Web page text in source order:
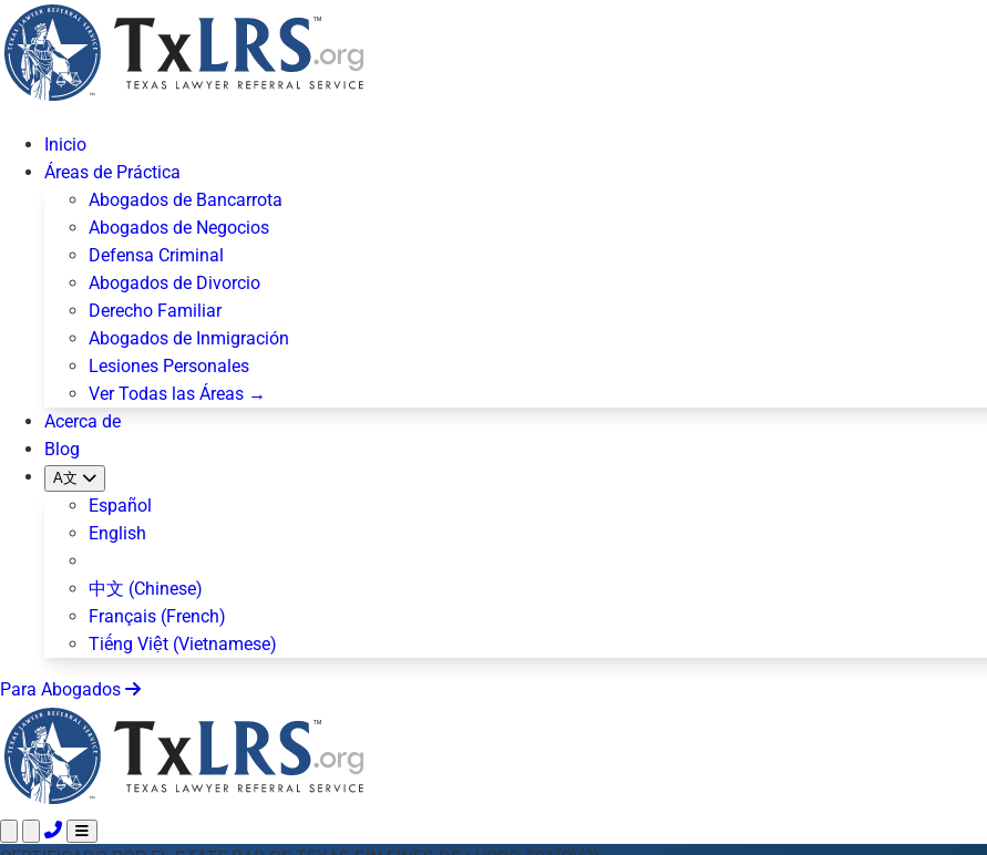
Inicio
Áreas de Práctica
Abogados de Bancarrota
Abogados de Negocios
Defensa Criminal
Abogados de Divorcio
Derecho Familiar
Abogados de Inmigración
Lesiones Personales
Ver Todas las Áreas →
Acerca de
Blog
A文
Español
English
中文 (Chinese)
Français (French)
Tiếng Việt (Vietnamese)
Para Abogados